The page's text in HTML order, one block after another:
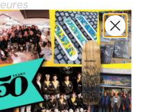
heures
10 mètres
: 2,402 à 2,480 GHz